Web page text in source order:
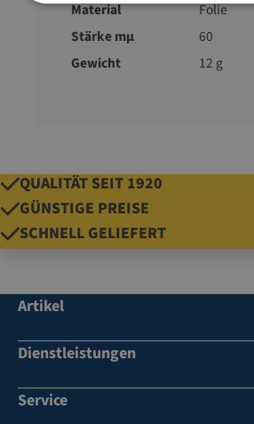
Material
Folie
Stärke mµ
60
Gewicht
12 g
QUALITÄT SEIT 1920
GÜNSTIGE PREISE
SCHNELL GELIEFERT
Artikel
Dienstleistungen
Service